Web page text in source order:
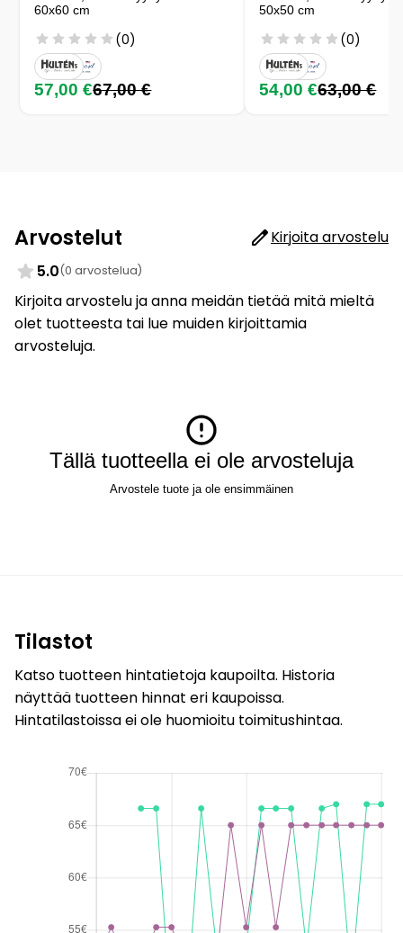
60x60 cm
(0)
57,00 €67,00 €
50x50 cm
(0)
54,00 €63,00 €
Arvostelut
Kirjoita arvostelu
5.0(0 arvostelua)
Kirjoita arvostelu ja anna meidän tietää mitä mieltä
olet tuotteesta tai lue muiden kirjoittamia
arvosteluja.
Tällä tuotteella ei ole arvosteluja
Arvostele tuote ja ole ensimmäinen
Tilastot
Katso tuotteen hintatietoja kaupoilta. Historia
näyttää tuotteen hinnat eri kaupoissa.
Hintatilastoissa ei ole huomioitu toimitushintaa.